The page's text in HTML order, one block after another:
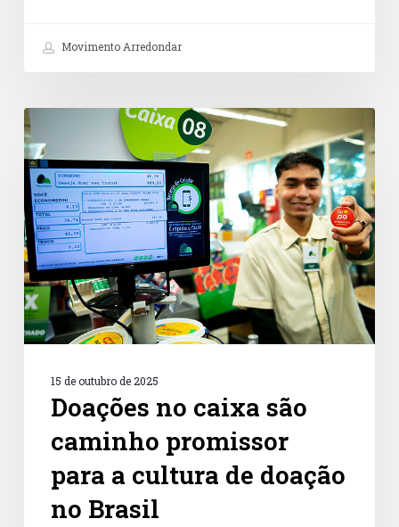
Movimento Arredondar
Doações
no
caixa
são
caminho
promissor
para
a
cultura
de
doação
no
15 de outubro de 2025
Doações no caixa são
caminho promissor
para a cultura de doação
no Brasil